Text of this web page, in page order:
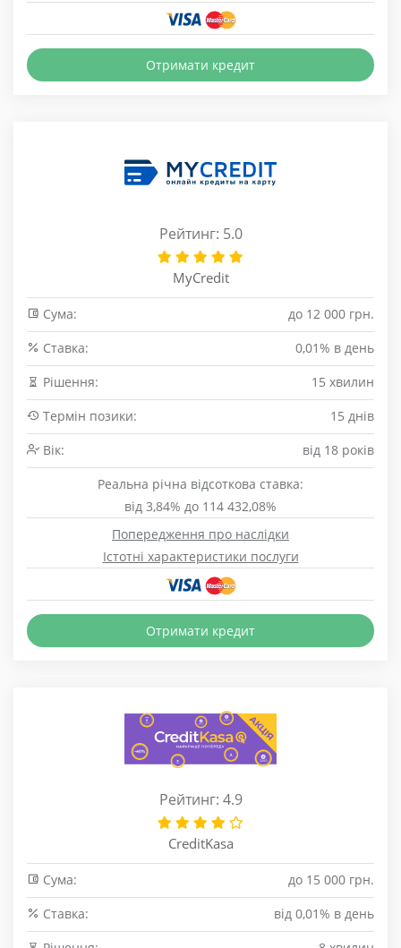
Отримати кредит
Рейтинг: 5.0
MyCredit
Сума:
до 12 000 грн.
Cтавка:
0,01% в день
Рішення:
15 хвилин
Термін позики:
15 днів
Вік:
від 18 років
Реальна річна відсоткова ставка:
від 3,84% до 114 432,08%
Попередження про наслідки
Істотні характеристики послуги
Отримати кредит
Рейтинг: 4.9
CreditKasa
Сума:
до 15 000 грн.
Cтавка:
від 0,01% в день